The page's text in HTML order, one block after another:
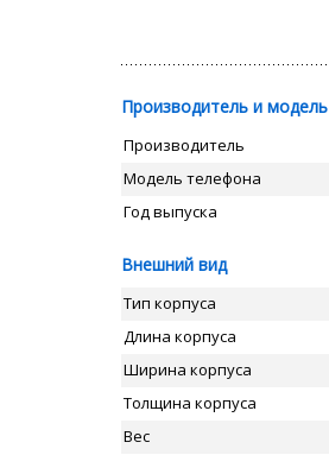
Производитель и модель
Производитель
Модель телефона
Год выпуска
Внешний вид
Тип корпуса
Длина корпуса
Ширина корпуса
Толщина корпуса
Вес